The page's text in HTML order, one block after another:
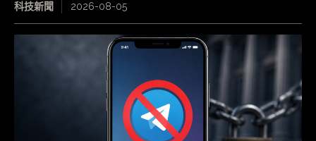
科技新聞 2026-08-05